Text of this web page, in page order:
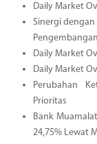
Daily Market
Sinergi
Daily Market
Daily Market
Perubahan
Prioritas
Bank
24,75% Lewat